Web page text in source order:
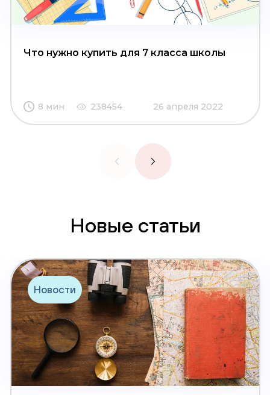
Что нужно купить для 7 класса школы
8 мин 238454 26 апреля 2022
Новые статьи
Новости